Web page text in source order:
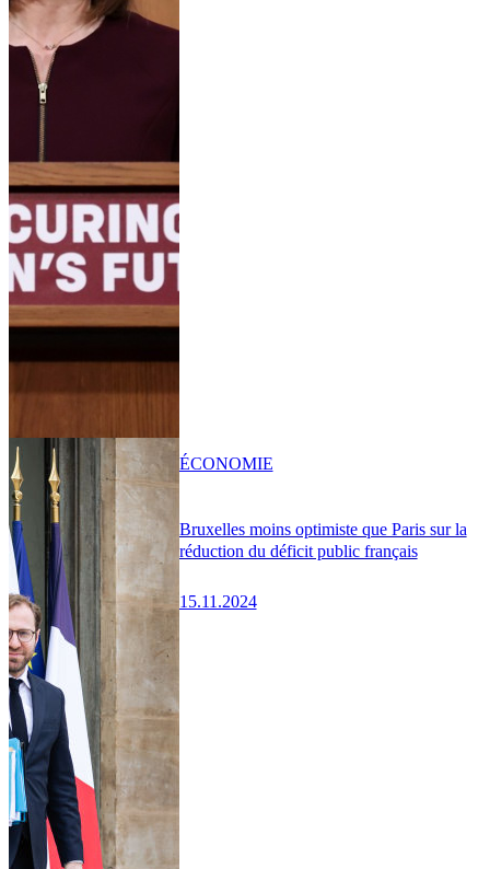
Bruxelles moins optimiste que Paris sur la
réduction du déficit public français
15.11.2024
ÉCONOMIE